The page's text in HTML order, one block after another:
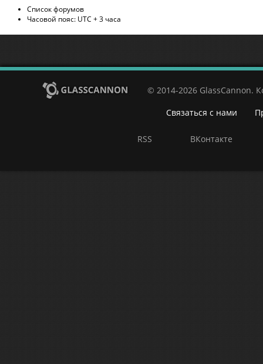
Список форумов
Часовой пояс: UTC + 3 часа
© 2014-2026 GlassCannon.
Связаться с нами
RSS ВКонтакте